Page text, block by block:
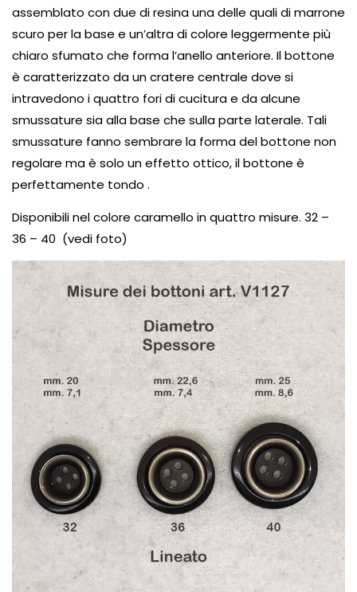
assemblato con due di resina una delle quali di marrone
scuro per la base e un’altra di colore leggermente più
chiaro sfumato che forma l’anello anteriore. Il bottone
è caratterizzato da un cratere centrale dove si
intravedono i quattro fori di cucitura e da alcune
smussature sia alla base che sulla parte laterale. Tali
smussature fanno sembrare la forma del bottone non
regolare ma è solo un effetto ottico, il bottone è
perfettamente tondo .
Disponibili nel colore caramello in quattro misure. 32 –
36 – 40 (vedi foto)